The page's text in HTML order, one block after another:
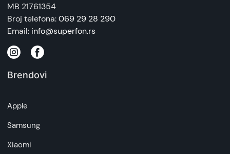
MB 21761354
Broj telefona:069 29 28 290
Email: info@superfon.rs
Brendovi
Apple
Samsung
Xiaomi